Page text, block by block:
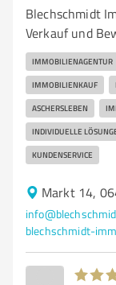
Blechschmidt
Verkauf und
IMMOBILIENAGENTUR
IMMOBILIENKAUF
ASCHERSLEBEN
INDIVIDUELLE
KUNDENSERVICE
Markt 14,
blechschmidt-